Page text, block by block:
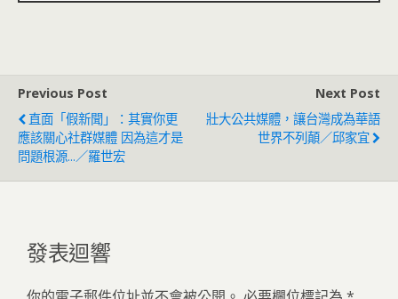
Previous Post
直面「假新聞」：其實你更
應該關心社群媒體 因為這才是
問題根源...／羅世宏
Next Post
壯大公共媒體，讓台灣成為華語
世界不列顛／邱家宜
發表迴響